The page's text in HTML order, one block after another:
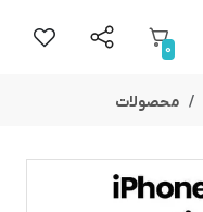
0
محصولات